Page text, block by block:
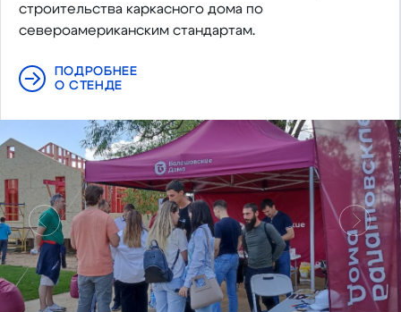
строительства каркасного дома по
североамериканским стандартам.
ПОДРОБНЕЕ
О СТЕНДЕ
Предыдущий